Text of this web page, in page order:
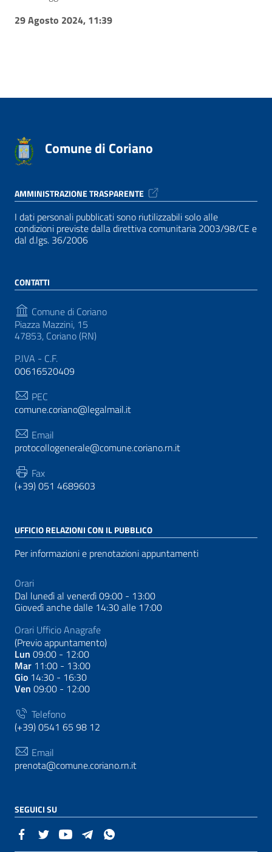
29 Agosto 2024, 11:39
Comune di Coriano
AMMINISTRAZIONE TRASPARENTE
I dati personali pubblicati sono riutilizzabili solo alle
condizioni previste dalla direttiva comunitaria 2003/98/CE e
dal d.lgs. 36/2006
CONTATTI
Comune di Coriano
Piazza Mazzini, 15
47853, Coriano (RN)
P.IVA - C.F.
00616520409
PEC
comune.coriano@legalmail.it
Email
protocollogenerale@comune.coriano.rn.it
Fax
(+39) 051 4689603
UFFICIO RELAZIONI CON IL PUBBLICO
Per informazioni e prenotazioni appuntamenti
Orari
Dal lunedì al venerdì 09:00 - 13:00
Giovedì anche dalle 14:30 alle 17:00
Orari Ufficio Anagrafe
(Previo appuntamento)
Lun 09:00 - 12:00
Mar 11:00 - 13:00
Gio 14:30 - 16:30
Ven 09:00 - 12:00
Telefono
(+39) 0541 65 98 12
Email
prenota@comune.coriano.rn.it
SEGUICI SU